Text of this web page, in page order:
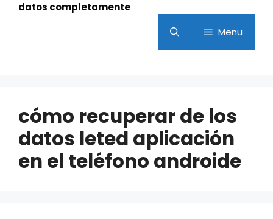
datos completamente
Menu
cómo recuperar de los
datos leted aplicación
en el teléfono androide